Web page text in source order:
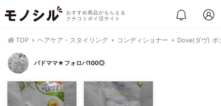
おすすめ商品がもらえる
クチコミポイ活サイト
TOP ヘアケア・スタイリング コンディショナー Dove(ダヴ) ボ
バドママ★フォロバ100◎